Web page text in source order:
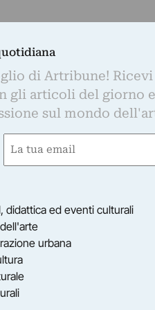
your phone #4
solo sul web. Saranno
– 14/07/2021
di Artribune! Ricevi
gli articoli del giorno e
sul mondo
Email
didattica ed eventi culturali
urbana